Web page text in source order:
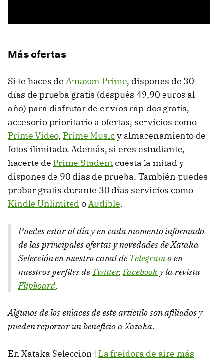
Más ofertas
Si te haces de Amazon Prime, dispones de 30
días de prueba gratis (después 49,90 euros al
año) para disfrutar de envíos rápidos gratis,
accesorio prioritario a ofertas, servicios como
Prime Video, Prime Musicy almacenamiento de
fotos ilimitado. Además, si eres estudiante,
hacerte de Prime Studentcuesta la mitad y
dispones de 90 días de prueba. También puedes
probar gratis durante 30 días servicios como
Kindle UnlimitedoAudible.
Puedes estar al día y en cada momento informado
de las principales ofertas y novedades de Xataka
Selección en nuestro canal de Telegramo en
nuestros perfiles de Twitter,Facebook y la revista
Flipboard.
Algunos de los enlaces de este artículo son afiliados y
pueden reportar un beneficio a Xataka.
En Xataka Selección | La freidora de aire más